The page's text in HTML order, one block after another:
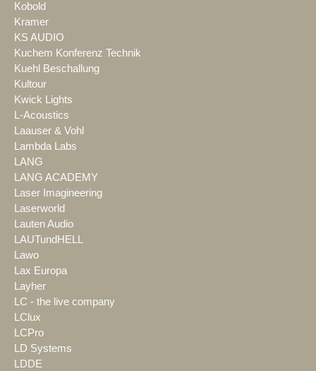
Kobold
Kramer
KS AUDIO
Kuchem Konferenz Technik
Kuehl Beschallung
Kultour
Kwick Lights
L-Acoustics
Laauser & Vohl
Lambda Labs
LANG
LANG ACADEMY
Laser Imagineering
Laserworld
Lauten Audio
LAUTundHELL
Lawo
Lax Europa
Layher
LC - the live company
LClux
LCPro
LD Systems
LDDE